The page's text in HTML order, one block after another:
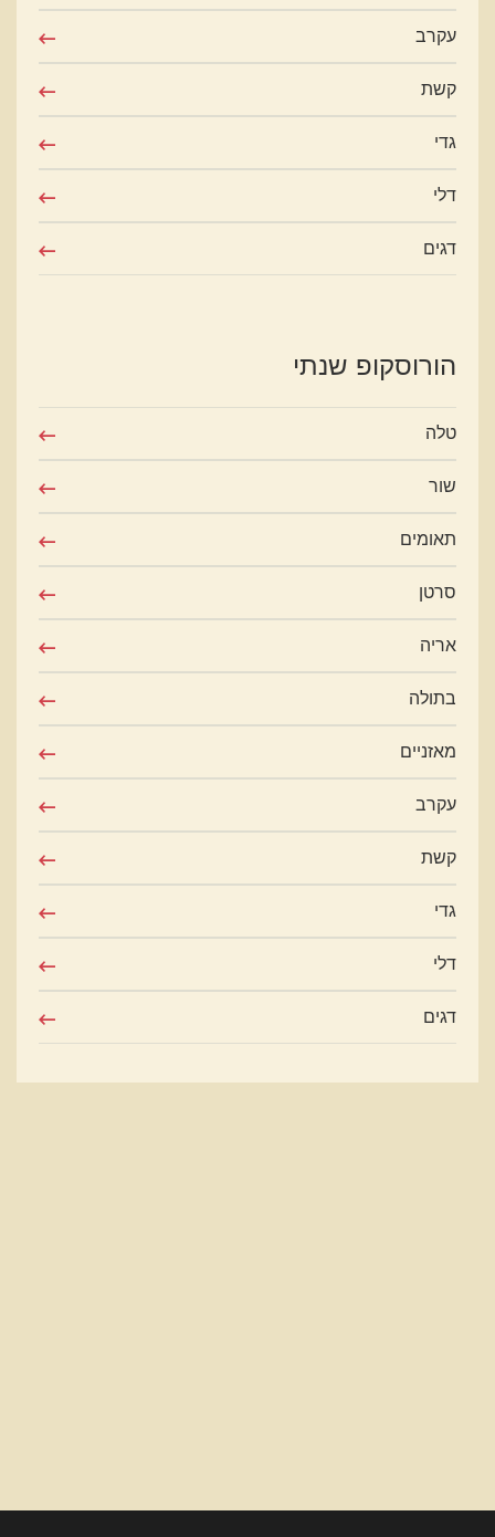
עקרב
קשת
גדי
דלי
דגים
הורוסקופ שנתי
טלה
שור
תאומים
סרטן
אריה
בתולה
מאזניים
עקרב
קשת
גדי
דלי
דגים